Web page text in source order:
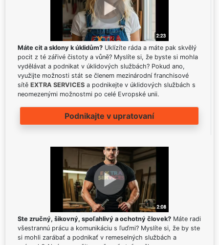
Máte cit a sklony k úklidům? Uklízíte ráda a máte pak skvělý
pocit z té zářivé čistoty a vůně? Myslíte si, že byste si mohla
vydělávat a podnikat v úklidových službách? Pokud ano,
využijte možnosti stát se členem mezinárodní franchisové
sítě EXTRA SERVICES a podnikejte v úklidových službách s
neomezenými možnostmi po celé Evropské unii.
Podnikajte v upratovaní
Ste zručný, šikovný, spoľahlivý a ochotný človek? Máte radi
všestrannú prácu a komunikáciu s ľuďmi? Myslíte si, že by ste
si mohli zarábať a podnikať v remeselných službách a